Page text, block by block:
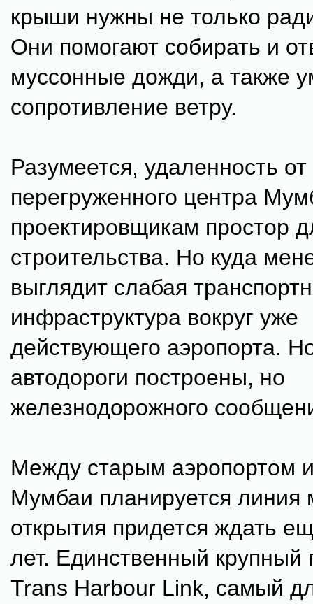
крыши нужны не только
Они помогают собирать и
муссонные дожди, а также
сопротивление ветру.
Разумеется, удаленность от
перегруженного центра
проектировщикам простор
строительства. Но куда
выглядит слабая
инфраструктура вокруг уже
действующего аэропорта.
автодороги построены, но
железнодорожного
Между старым аэропортом
Мумбаи планируется линия
открытия придется ждать
лет. Единственный
Trans Harbour Link, самый